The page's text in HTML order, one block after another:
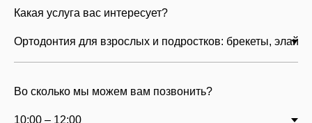
Какая услуга вас интересует?
Во сколько мы можем вам позвонить?